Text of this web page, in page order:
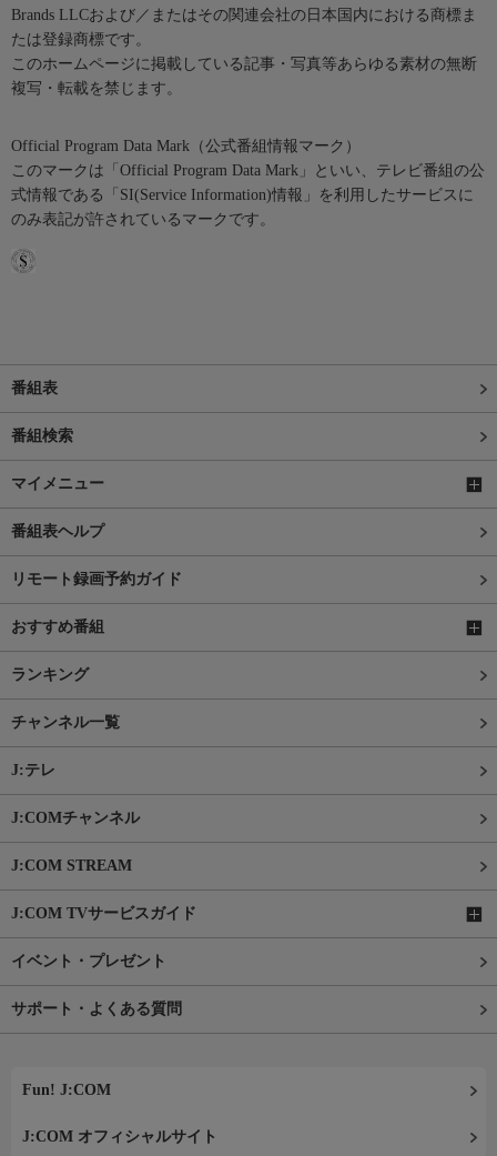
Brands LLCおよび／またはその関連会社の日本国内における商標ま
たは登録商標です。
このホームページに掲載している記事・写真等あらゆる素材の無断
複写・転載を禁じます。
Official Program Data Mark（公式番組情報マーク）
このマークは「Official Program Data Mark」といい、テレビ番組の公
式情報である「SI(Service Information)情報」を利用したサービスに
のみ表記が許されているマークです。
番組表
番組検索
マイメニュー
番組表ヘルプ
リモート録画予約ガイド
おすすめ番組
ランキング
チャンネル一覧
J:テレ
J:COMチャンネル
J:COM STREAM
J:COM TVサービスガイド
イベント・プレゼント
サポート・よくある質問
Fun! J:COM
J:COM オフィシャルサイト